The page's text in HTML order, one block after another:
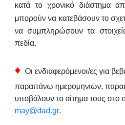
κατά το χρονικό διάστημα
μπορούν να κατεβάσουν το
να συμπληρώσουν τα
πεδία.
♦ Οι ενδιαφερόμενοι/ες για
παραπάνω ημερομηνιών,
υποβάλουν το αίτημα τους στο
may@dad.gr.